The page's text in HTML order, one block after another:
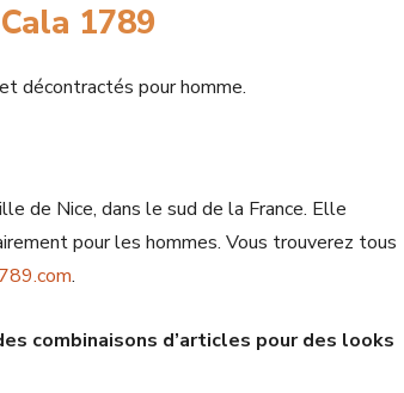
1789
décontractés pour homme.
de Nice, dans le sud de la France. Elle
pour les hommes. Vous trouverez tous
.
combinaisons d’articles pour des looks